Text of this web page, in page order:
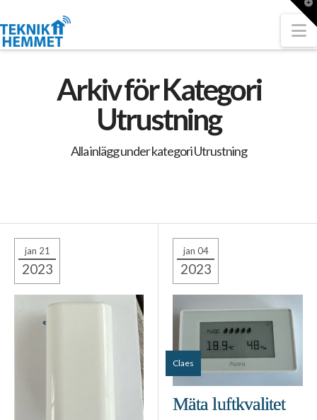
Arkiv för Kategori
Utrustning
Alla inlägg under kategori Utrustning
jan 21
2023
jan 04
2023
Claes
Mäta luftkvalitet